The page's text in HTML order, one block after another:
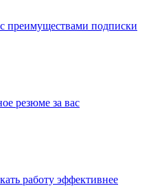
преимуществами подписки
резюме за вас
работу эффективнее